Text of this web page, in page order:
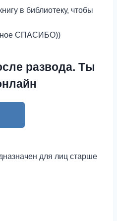
в библиотеку, чтобы
СПАСИБО))
развода. Ты
для лиц старше